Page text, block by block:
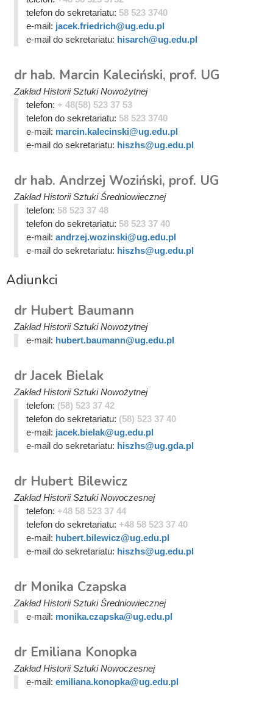
telefon do sekretariatu: 58 523 3740
e-mail: jacek.friedrich@ug.edu.pl
e-mail do sekretariatu: hisarch@ug.edu.pl
dr hab. Marcin Kaleciński, prof. UG
Zakład Historii Sztuki Nowożytnej
telefon: + 48(58) 523 37 53
telefon do sekretariatu: 58 523 3740
e-mail: marcin.kalecinski@ug.edu.pl
e-mail do sekretariatu: hiszhs@ug.edu.pl
dr hab. Andrzej Woziński, prof. UG
Zakład Historii Sztuki Średniowiecznej
telefon: 58 523 37 48
telefon do sekretariatu: 58 523 37 40
e-mail: andrzej.wozinski@ug.edu.pl
e-mail do sekretariatu: hiszhs@ug.edu.pl
Adiunkci
dr Hubert Baumann
Zakład Historii Sztuki Nowożytnej
e-mail: hubert.baumann@ug.edu.pl
dr Jacek Bielak
Zakład Historii Sztuki Nowożytnej
telefon: (58) 523 37 42
telefon do sekretariatu: (58) 523 37 40
e-mail: jacek.bielak@ug.edu.pl
e-mail do sekretariatu: hiszhs@ug.gda.pl
dr Hubert Bilewicz
Zakład Historii Sztuki Nowoczesnej
telefon: +48 58 523 37 44
telefon do sekretariatu: +48 58 523 37 40
e-mail: hubert.bilewicz@ug.edu.pl
e-mail do sekretariatu: hiszhs@ug.edu.pl
dr Monika Czapska
Zakład Historii Sztuki Średniowiecznej
e-mail: monika.czapska@ug.edu.pl
dr Emiliana Konopka
Zakład Historii Sztuki Nowoczesnej
e-mail: emiliana.konopka@ug.edu.pl